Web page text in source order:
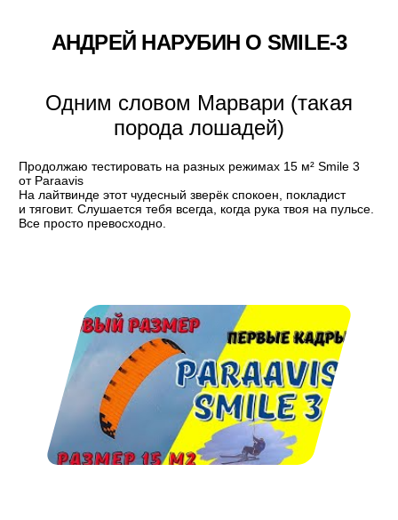
АНДРЕЙ НАРУБИН О SMILE-3
Одним словом Марвари (такая
порода лошадей)
Продолжаю тестировать на разных режимах 15 м² Smile 3
от Paraavis
На лайтвинде этот чудесный зверёк спокоен, покладист
и тяговит. Слушается тебя всегда, когда рука твоя на пульсе.
Все просто превосходно.